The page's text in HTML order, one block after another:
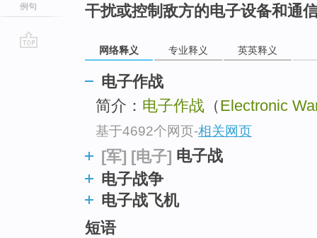
例句
干扰或控制敌方的电子设备和通
网络释义 专业释义 英英释义
电子作战
简介： 电子作战 （Electronic
基于4692个网页-相关网页
[军] [电子] 电子战
电子战争
电子战飞机
短语